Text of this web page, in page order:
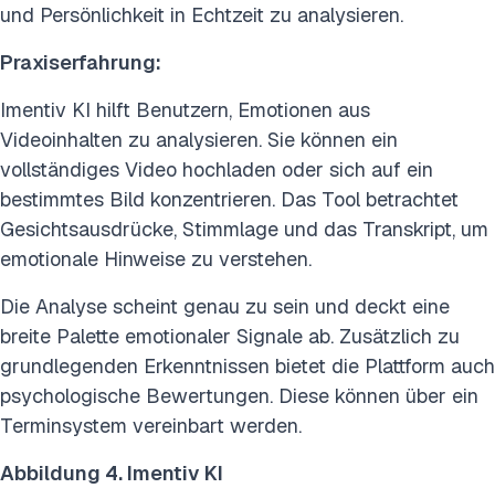
und Persönlichkeit in Echtzeit zu analysieren.
Praxiserfahrung:
Imentiv KI hilft Benutzern, Emotionen aus
Videoinhalten zu analysieren. Sie können ein
vollständiges Video hochladen oder sich auf ein
bestimmtes Bild konzentrieren. Das Tool betrachtet
Gesichtsausdrücke, Stimmlage und das Transkript, um
emotionale Hinweise zu verstehen.
Die Analyse scheint genau zu sein und deckt eine
breite Palette emotionaler Signale ab. Zusätzlich zu
grundlegenden Erkenntnissen bietet die Plattform auch
psychologische Bewertungen. Diese können über ein
Terminsystem vereinbart werden.
Abbildung 4. Imentiv KI